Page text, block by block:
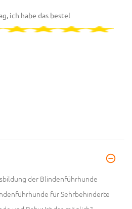
ich habe das bestel
haben ein neues Ges
der Blindenführhunde
für Sehrbehinderte